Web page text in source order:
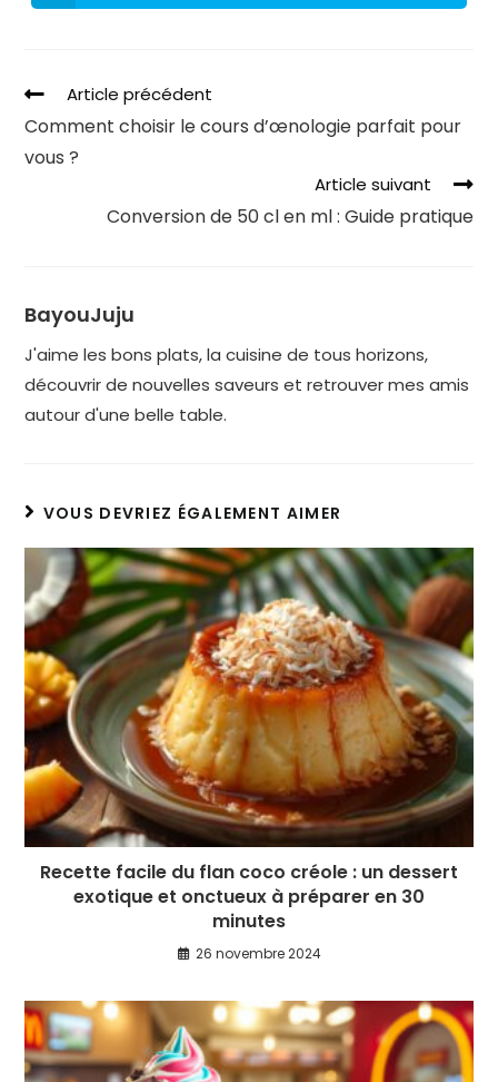
Article précédent
Comment choisir le cours d’œnologie parfait pour
vous ?
Article suivant
Conversion de 50 cl en ml : Guide pratique
BayouJuju
J'aime les bons plats, la cuisine de tous horizons,
découvrir de nouvelles saveurs et retrouver mes amis
autour d'une belle table.
VOUS DEVRIEZ ÉGALEMENT AIMER
Recette facile du flan coco créole : un dessert
exotique et onctueux à préparer en 30
minutes
26 novembre 2024